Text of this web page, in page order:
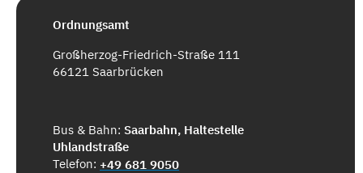
Ordnungsamt
Großherzog-Friedrich-Straße 111
66121 Saarbrücken
Bus & Bahn: Saarbahn, Haltestelle
Uhlandstraße
Telefon: +49 681 9050